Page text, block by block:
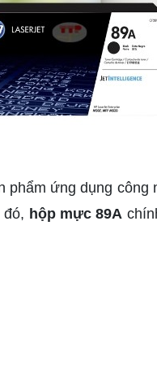
ứng dụng công
hộp mực 89A